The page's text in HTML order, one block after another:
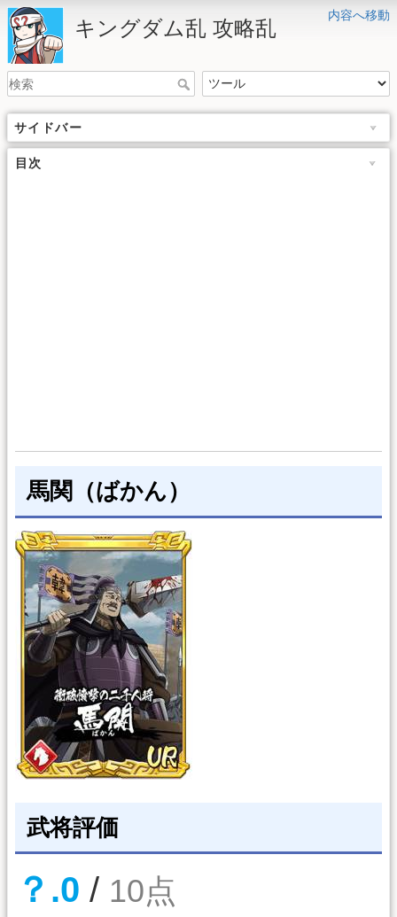
内容へ移動
キングダム乱 攻略乱
サイドバー
目次
馬関（ばかん）
武将評価
？.0 / 10点